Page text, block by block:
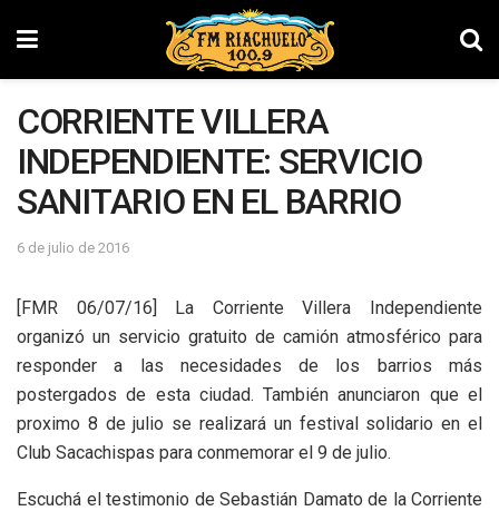
CORRIENTE VILLERA
INDEPENDIENTE: SERVICIO
SANITARIO EN EL BARRIO
6 de julio de 2016
[FMR 06/07/16] La Corriente Villera Independiente
organizó un servicio gratuito de camión atmosférico para
responder a las necesidades de los barrios más
postergados de esta ciudad. También anunciaron que el
proximo 8 de julio se realizará un festival solidario en el
Club Sacachispas para conmemorar el 9 de julio.
Escuchá el testimonio de Sebastián Damato de la Corriente